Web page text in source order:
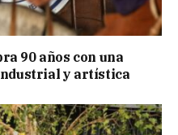
90 años con una
y artística